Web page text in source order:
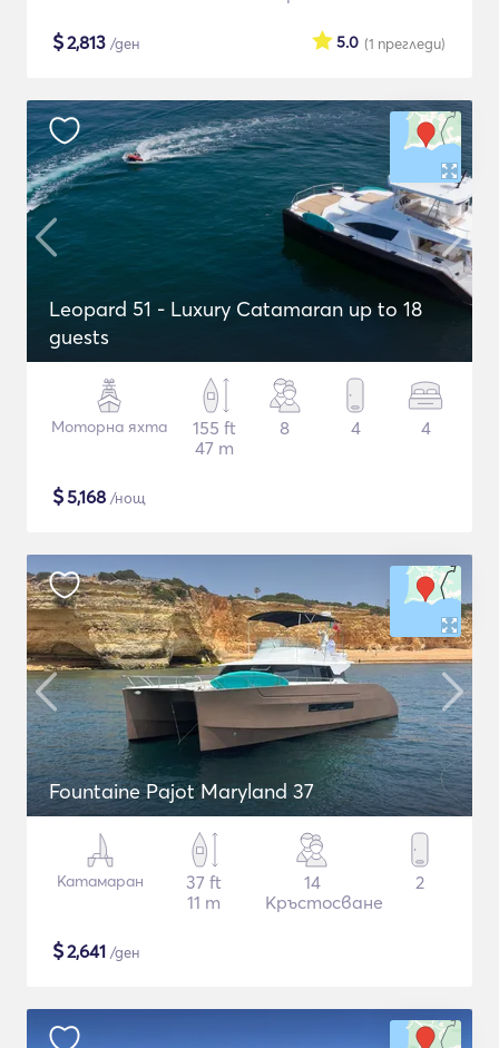
$2,813 /ден (1 прегледи)
5.0
Leopard 51 - Luxury Catamaran up to 18
guests
Моторна яхта
155 ft
47 m
8 4 4
$5,168 /нощ
Fountaine Pajot Maryland 37
Катамаран
37 ft
11 m
14
Кръстосване
2
$2,641 /ден